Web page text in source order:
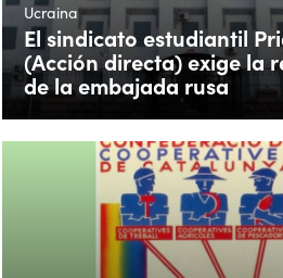
Ucraina
El sindicato estudiantil
(Acción directa) exige la
de la embajada rusa